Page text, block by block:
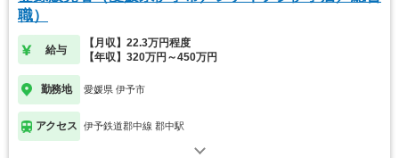
職）
給与
【月収】22.3万円程度
【年収】320万円～450万円
勤務地 愛媛県 伊予市
アクセス 伊予鉄道郡中線 郡中駅